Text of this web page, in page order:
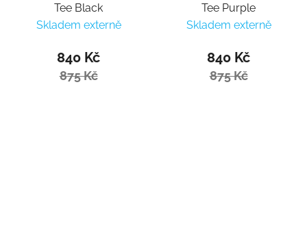
Tee Black
Skladem externě
840 Kč
875 Kč
Tee Purple
Skladem externě
840 Kč
875 Kč